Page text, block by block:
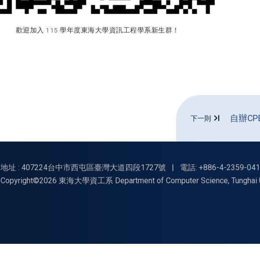
歡迎加入 115 學年度東海大學資訊工程學系新生群！
下一則 自辦
地址 : 407224台中市西屯區臺灣大道四段1727號 | 電話: +886-4-2359-
Copyright©2026 東海大學資工系 Department of Computer Science,